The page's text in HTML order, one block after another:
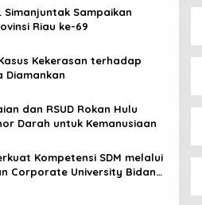
Simanjuntak Sampaikan
Riau ke-69
Kekerasan terhadap
Diamankan
dan RSUD Rokan Hulu
Darah untuk Kemanusiaan
Kompetensi SDM melalui
Corporate University Bidang